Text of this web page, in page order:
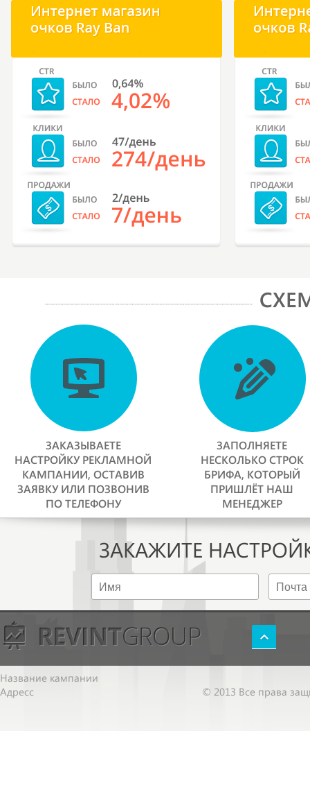
Не люблю, не хочу, не пишу отзывов. Лучшие
доволен и все устраивает. Оперативность.
Результат. Цена. Отдача. Все остальное мне
интересно.
Владелец Интернет-магазина Bubble
Tea Максим Шатров bubbletea-
shop.ru/
ЗАКАЗЫВАЕТЕ
НАСТРОЙКУ РЕКЛАМНОЙ
КАМПАНИИ, ОСТАВИВ
ЗАЯВКУ ИЛИ ПОЗВОНИВ
ПО ТЕЛЕФОНУ
ЗАПОЛНЯЕТЕ
НЕСКОЛЬКО СТРОК
БРИФА, КОТОРЫЙ
ПРИШЛЁТ НАШ
МЕНЕДЖЕР
ЗАКАЖИТЕ
Название кампании
Адресс
© 2013 Все права